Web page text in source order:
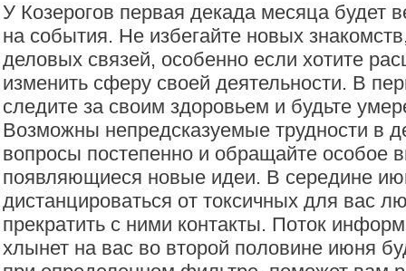
У Козерогов первая декада месяца будет
на события. Не избегайте новых
деловых связей, особенно если хотите
изменить сферу своей деятельности. В
следите за своим здоровьем и будьте
Возможны непредсказуемые трудности в
вопросы постепенно и обращайте особое
появляющиеся новые идеи. В середине
дистанцироваться от токсичных для вас
прекратить с ними контакты. Поток
хлынет на вас во второй половине июня